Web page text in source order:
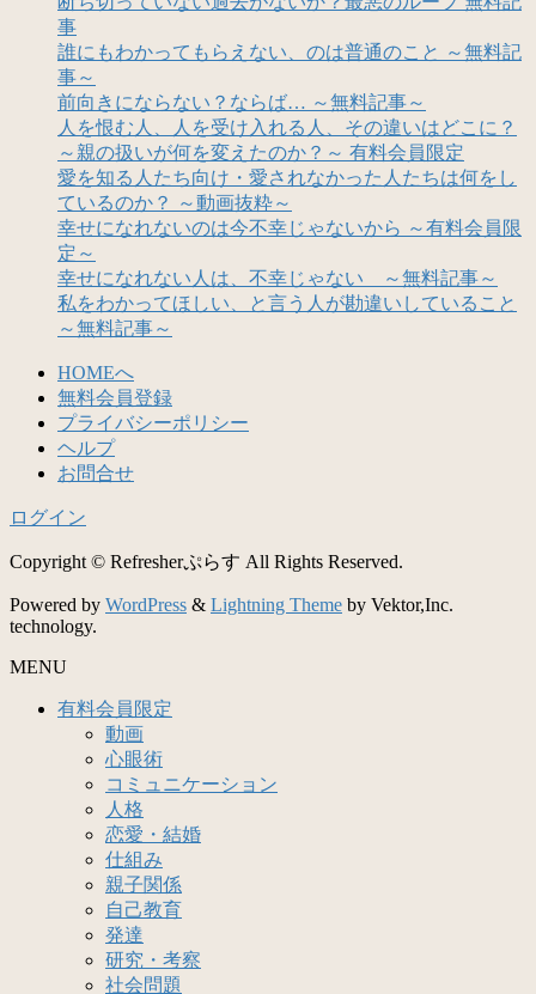
事
誰にもわかってもらえない、のは普通のこと ～無料記
事～
前向きにならない？ならば… ～無料記事～
人を恨む人、人を受け入れる人、その違いはどこに？
～親の扱いが何を変えたのか？～ 有料会員限定
愛を知る人たち向け・愛されなかった人たちは何をし
ているのか？ ～動画抜粋～
幸せになれないのは今不幸じゃないから ～有料会員限
定～
幸せになれない人は、不幸じゃない ～無料記事～
私をわかってほしい、と言う人が勘違いしていること
～無料記事～
HOMEへ
無料会員登録
プライバシーポリシー
ヘルプ
お問合せ
ログイン
Copyright © Refresherぷらす All Rights Reserved.
Powered by WordPress & Lightning Theme by Vektor,Inc.
technology.
MENU
有料会員限定
動画
心眼術
コミュニケーション
人格
恋愛・結婚
仕組み
親子関係
自己教育
発達
研究・考察
社会問題